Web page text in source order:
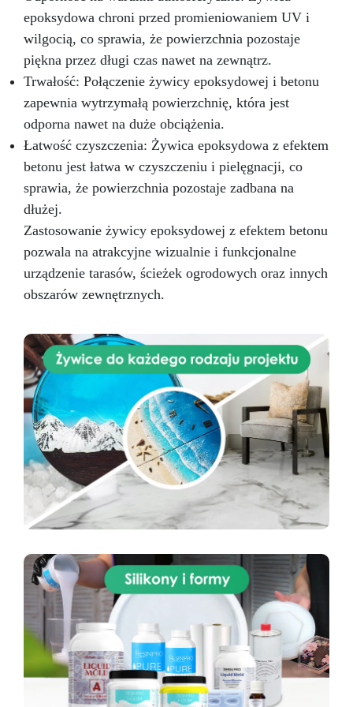
przypadku pytań skontaktuj się z naszym
dedykowanym zespołem wsparcia, aby uzyskać
pomoc i porady. Przezroczysta Żywica
Epoksydowa ICRYSTAL jest idealna do
Twórczości i Rękodzieła: Odlewów żywicznych
od 1 mm do 2 cm grubości (możliwe jest
tworzenie wielu warstw) Odlewów w formach
silikonowych (biżuteria, podstawki, tace)
Odlewania przedmiotów i materiałów (monety,
kamienie, muszle, korki itp.) Meblarstwa i
stolarstwa (stoły drewno-żywiczne itp.) Dzieł
sztuki, podłóg i powłok ochronnych Impregnacji
włókna szklanego i węglowego (naprawy,
powłoki ochronne)
Przekształć swoje
pomysły w rzeczywistość – Rób rzemiosło z
Żywicą ICRYSTAL! Kup Teraz i Zanurz Się w
Świat Kreatywności!
epoksydowa chroni przed promieniowaniem UV i
wilgocią, co sprawia, że powierzchnia pozostaje
piękna przez długi czas nawet na zewnątrz.
Trwałość: Połączenie żywicy epoksydowej i betonu
zapewnia wytrzymałą powierzchnię, która jest
odporna nawet na duże obciążenia.
Łatwość czyszczenia: Żywica epoksydowa z efektem
betonu jest łatwa w czyszczeniu i pielęgnacji, co
sprawia, że powierzchnia pozostaje zadbana na
dłużej.
Zastosowanie żywicy epoksydowej z efektem betonu
pozwala na atrakcyjne wizualnie i funkcjonalne
urządzenie tarasów, ścieżek ogrodowych oraz innych
obszarów zewnętrznych.